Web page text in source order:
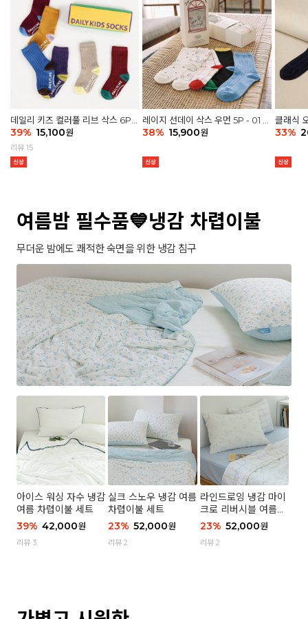
데일리 키즈 컬러풀 리브 삭스 6P -
03 세트
39% 15,100원
리뷰 15
레이지 선데이 삭스 우먼 5P - 01 G
athering
38% 15,900원
클래식
세트
33%
여름밤 필수품💙냉감 차렵이불
무더운 밤에도 쾌적한 숙면을 위한 냉감 침구
아이스 워싱 자수 냉감
여름 차렵이불 세트
39% 42,000원
리뷰 3
실크 스노우 냉감 여름
차렵이불 세트
23% 52,000원
리뷰 2
라인드로잉 냉감 마이
크로 리버시블 여름이
불 세트
23% 52,000원
리뷰 2